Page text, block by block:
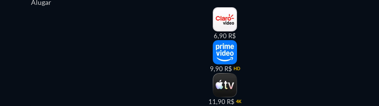
Alugar
6,90 R$
9,90 R$ HD
11,90 R$ 4K